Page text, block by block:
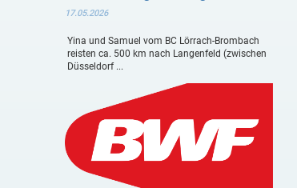
17.05.2026
Yina und Samuel vom BC Lörrach-Brombach
reisten ca. 500 km nach Langenfeld (zwischen
Düsseldorf ...